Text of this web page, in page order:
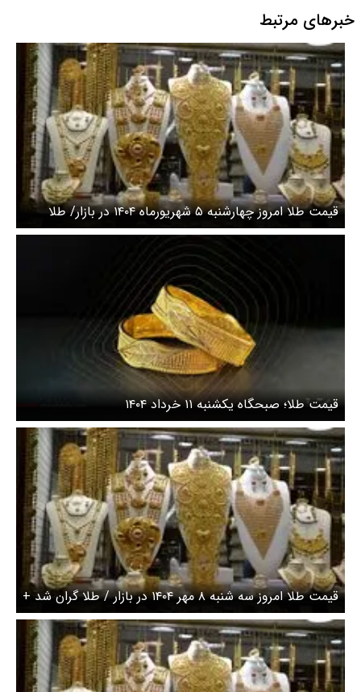
خبرهای مرتبط
قیمت طلا امروز چهارشنبه ۵ شهریورماه ۱۴۰۴ در بازار/ طلا
رکورد زد، نزدیک شدن طلا به مرز ۸ میلیون تومان+ جدول
قیمت طلا؛ صبحگاه یکشنبه ۱۱ خرداد ۱۴۰۴
قیمت طلا امروز سه شنبه ۸ مهر ۱۴۰۴ در بازار / طلا گران شد +
جدول